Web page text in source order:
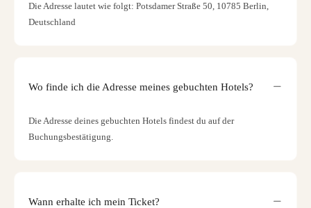
Die Adresse lautet wie folgt: Potsdamer Straße 50, 10785 Berlin,
Deutschland
Wo finde ich die Adresse meines gebuchten Hotels?
Die Adresse deines gebuchten Hotels findest du auf der
Buchungsbestätigung.
Wann erhalte ich mein Ticket?